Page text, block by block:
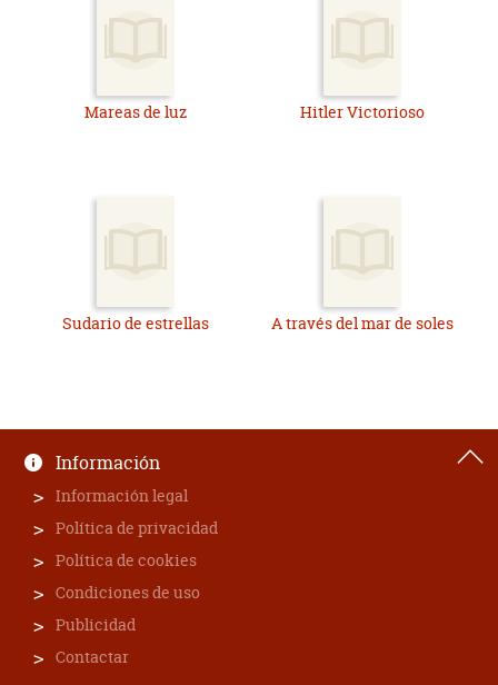
Mareas de luz Hitler Victorioso
Sudario de estrellas A través del mar de soles
Información
Información legal
Política de privacidad
Política de cookies
Condiciones de uso
Publicidad
Contactar